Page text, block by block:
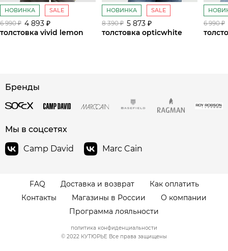
НОВИНКА SALE
6 990 ₽ 4 893 ₽
толстовка vivid lemon
НОВИНКА SALE
8 390 ₽ 5 873 ₽
толстовка opticwhite
6 990 ₽
Бренды
Мы в соцсетях
Camp David
Marc Cain
FAQ Доставка и возврат
Как оплатить
Контакты
Магазины в России
О компании
Программа лояльности
© 2022 КУТЮРЬЕ Все права защищены
политика конфиденциальности